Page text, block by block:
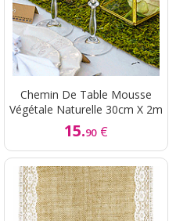
Chemin De Table Mousse
Végétale Naturelle 30cm X 2m
15.90 €